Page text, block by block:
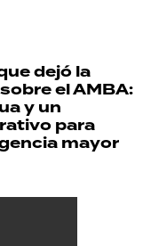
dejó la
el AMBA:
y un
para
mayor